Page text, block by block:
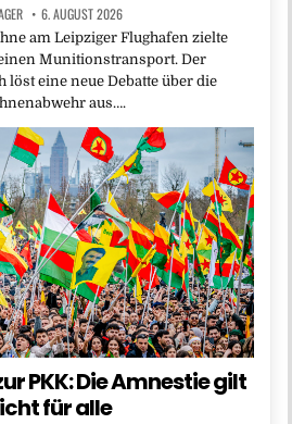
6. AUGUST 2026
am Leipziger Flughafen zielte
Munitionstransport. Der
löst eine neue Debatte über die
aus….
PKK: Die Amnestie gilt
für alle